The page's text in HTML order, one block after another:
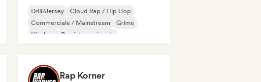
Drill/Jersey
Cloud Rap / Hip Hop
Commerciale / Mainstream
Grime
Hip-hop
Rap internazionale
Rap Korner